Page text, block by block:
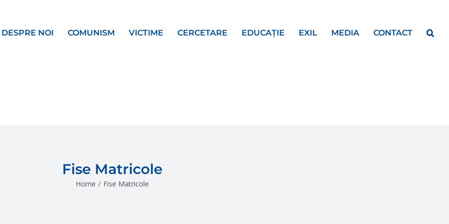
DESPRE NOI COMUNISM VICTIME CERCETARE EDUCAȚIE EXIL MEDIA CONTACT
Fise Matricole
Home / Fise Matricole